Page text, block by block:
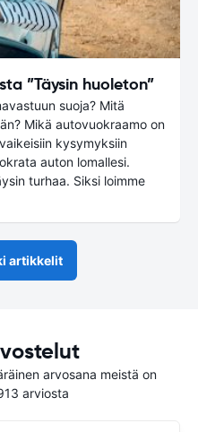
”Täysin huoleton”
suoja? Mitä
Mikä autovuokraamo on
kysymyksiin
auton lomallesi.
turhaa. Siksi loimme
artikkelit
arvosana meistä on
arviosta